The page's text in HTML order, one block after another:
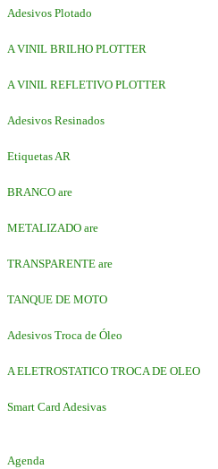
Adesivos Plotado
A VINIL BRILHO PLOTTER
A VINIL REFLETIVO PLOTTER
Adesivos Resinados
Etiquetas AR
BRANCO are
METALIZADO are
TRANSPARENTE are
TANQUE DE MOTO
Adesivos Troca de Óleo
A ELETROSTATICO TROCA DE OLEO
Smart Card Adesivas
Agenda